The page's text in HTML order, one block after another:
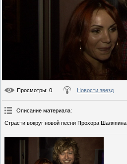
Просмотры: 0 Новости звезд
Описание материала:
Страсти вокруг новой песни Прохора Шаляпина.